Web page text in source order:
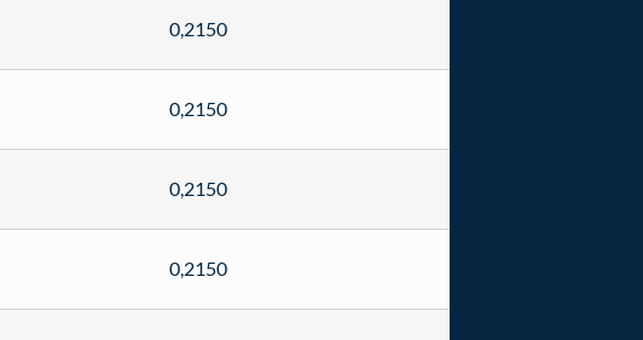
0,2150
0,2150
0,2150
0,2150